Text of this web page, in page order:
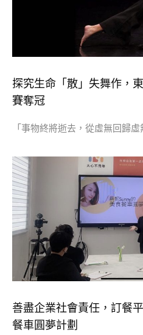
探究生命「散」失舞作，
賽奪冠
「事物終將逝去，從虛無回歸
善盡企業社會責任，訂餐
餐車圓夢計劃